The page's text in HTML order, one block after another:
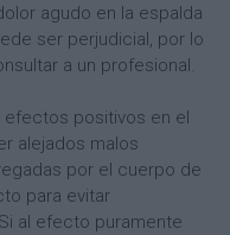
agudo en la espalda
ser perjudicial, por lo
a un profesional.
efectos positivos en el
alejados malos
por el cuerpo de
para evitar
al efecto puramente